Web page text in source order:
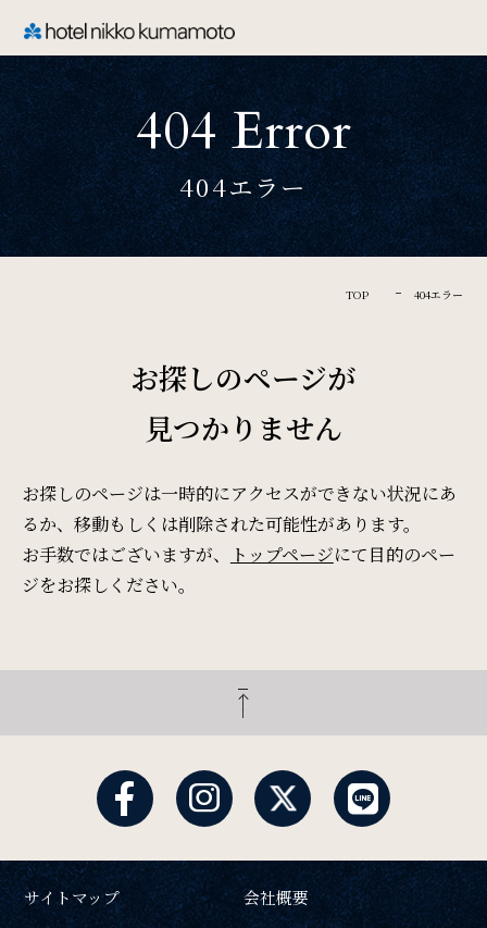
CLOSE
TOP
Welcome
Rooms
Restaurant & Lounge
レストラン&ラウンジ
Banquet
Access
アクセス
ご宿泊日を検索
宿泊予約 航空券付き
チェックイン日 - チェックアウト日
404 Error
404エラー
TOP 404エラー
お探しのページが
見つかりません
お探しのページは一時的にアクセスができない状況にあ
るか、移動もしくは削除された可能性があります。
お手数ではございますが、
トップページにて目的のペー
ジをお探しください。
サイトマップ
会社概要